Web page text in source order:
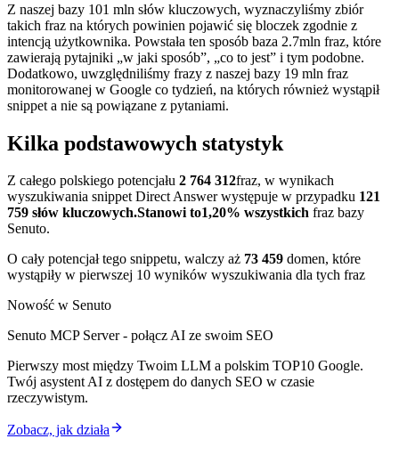
Z naszej bazy 101 mln słów kluczowych, wyznaczyliśmy zbiór
takich fraz na których powinien pojawić się bloczek zgodnie z
intencją użytkownika. Powstała ten sposób baza 2.7mln fraz, które
zawierają pytajniki „w jaki sposób”, „co to jest” i tym podobne.
Dodatkowo, uwzględniliśmy frazy z naszej bazy 19 mln fraz
monitorowanej w Google co tydzień, na których również wystąpił
snippet a nie są powiązane z pytaniami.
Kilka podstawowych statystyk
Z całego polskiego potencjału 2 764 312fraz, w wynikach
wyszukiwania snippet Direct Answer występuje w przypadku 121
759 słów kluczowych.Stanowi to1,20% wszystkich fraz bazy
Senuto.
O cały potencjał tego snippetu, walczy aż 73 459 domen, które
wystąpiły w pierwszej 10 wyników wyszukiwania dla tych fraz
Nowość w Senuto
Senuto MCP Server - połącz AI ze swoim SEO
Pierwszy most między Twoim LLM a polskim TOP10 Google.
Twój asystent AI z dostępem do danych SEO w czasie
rzeczywistym.
Zobacz, jak działa